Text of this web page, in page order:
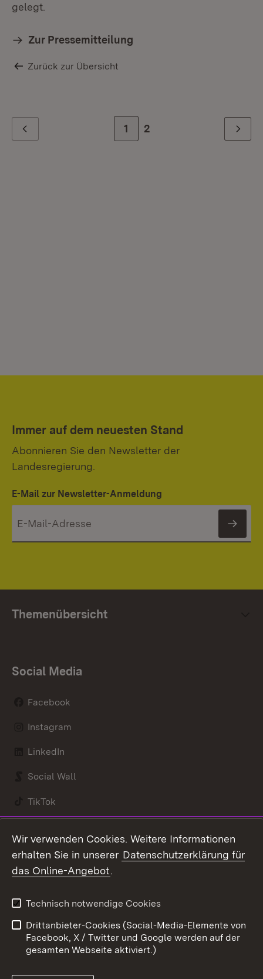
gelegt.
Zur Pressemitteilung
Zurück zur Übersicht
Zur Seite
1 Zur letzten Seite
2 Weiter
Immer auf dem neuesten Stand
Abonnieren Sie den Newsletter der
Landesregierung.
E-Mail zur Newsletter-Anmeldung
Themenübersicht
Social Media
Facebook
Instagram
LinkedIn
Social Wall
TikTok
Kontakt
Barrierefreiheit
Impressum
Cookies
Wir verwenden Cookies. Weitere Informationen
erhalten Sie in unserer Datenschutzerklärung für
das Online-Angebot.
Technisch notwendige Cookies
Drittanbieter-Cookies (Social-Media-Elemente von
Facebook, X / Twitter und Google werden auf der
gesamten Webseite aktiviert.)